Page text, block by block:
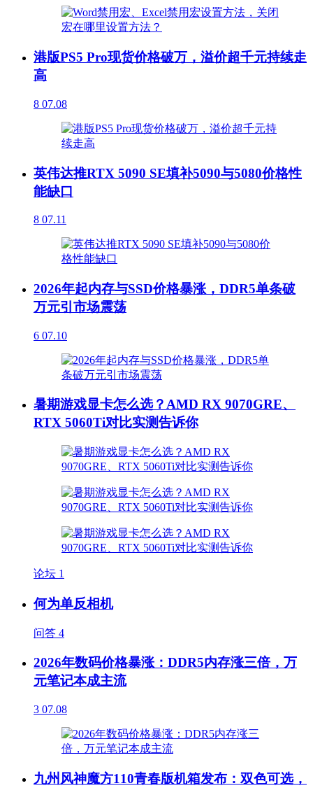
港版PS5 Pro现货价格破万，溢价超千元持续走
高
8 07.08
英伟达推RTX 5090 SE填补5090与5080价格性
能缺口
8 07.11
2026年起内存与SSD价格暴涨，DDR5单条破
万元引市场震荡
6 07.10
暑期游戏显卡怎么选？AMD RX 9070GRE、
RTX 5060Ti对比实测告诉你
论坛 1
何为单反相机
问答 4
2026年数码价格暴涨：DDR5内存涨三倍，万
元笔记本成主流
3 07.08
九州风神魔方110青春版机箱发布：双色可选，